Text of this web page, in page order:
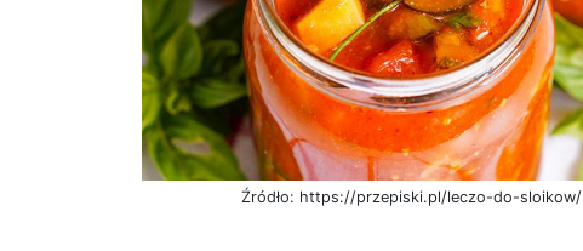
Źródło: https://przepiski.pl/leczo-do-sloikow/